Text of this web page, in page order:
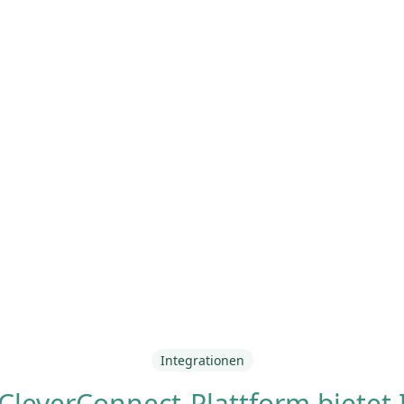
Integrationen